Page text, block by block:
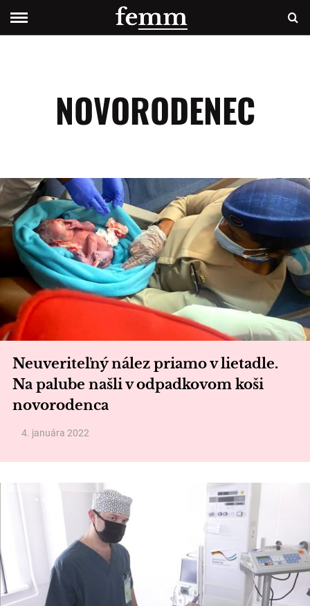
NOVORODENEC
Neuveriteľný nález priamo v lietadle.
Na palube našli v odpadkovom koši
novorodenca
4. januára 2022